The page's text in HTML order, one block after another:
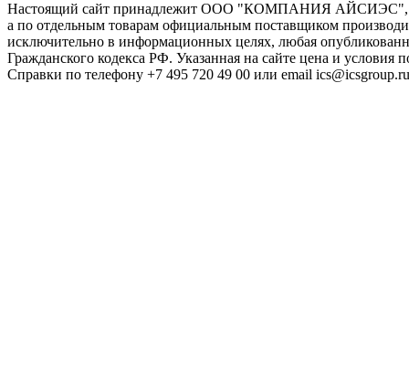
Настоящий сайт принадлежит ООО "КОМПАНИЯ АЙСИЭС",
а по отдельным товарам официальным поставщиком
исключительно в информационных целях, любая
Гражданского кодекса РФ. Указанная на сайте цена и условия
Справки по телефону +7 495 720 49 00 или email